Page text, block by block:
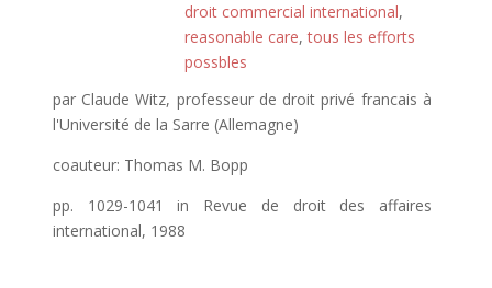
droit commercial international,
reasonable care,tous les efforts
possbles
par Claude Witz, professeur de droit privé francais à
l'Université de la Sarre (Allemagne)
coauteur: Thomas M. Bopp
pp. 1029-1041 in Revue de droit des affaires
international, 1988